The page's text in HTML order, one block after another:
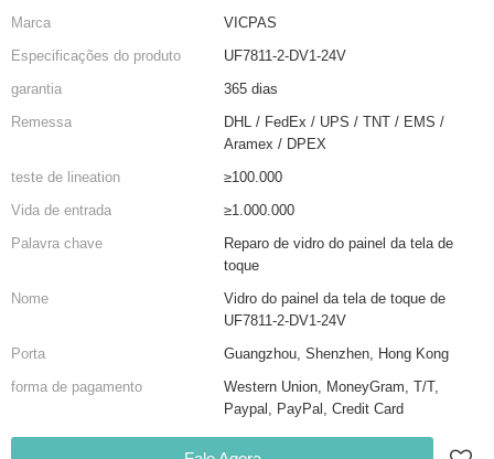
Marca
VICPAS
Especificações do produto
UF7811-2-DV1-24V
garantia
365 dias
Remessa
DHL / FedEx / UPS / TNT / EMS /
Aramex / DPEX
teste de lineation
≥100.000
Vida de entrada
≥1.000.000
Palavra chave
Reparo de vidro do painel da tela de
toque
Nome
Vidro do painel da tela de toque de
UF7811-2-DV1-24V
Porta
Guangzhou, Shenzhen, Hong Kong
forma de pagamento
Western Union, MoneyGram, T/T,
Paypal, PayPal, Credit Card